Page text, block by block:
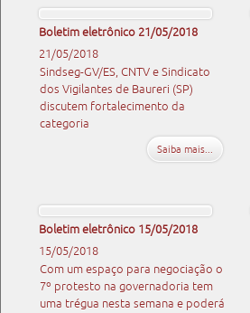
Boletim eletrônico 21/05/2018
21/05/2018
Sindseg-GV/ES, CNTV e Sindicato
dos Vigilantes de Baureri (SP)
discutem fortalecimento da
categoria
Saiba mais...
Boletim eletrônico 15/05/2018
15/05/2018
Com um espaço para negociação o
7º protesto na governadoria tem
uma trégua nesta semana e poderá